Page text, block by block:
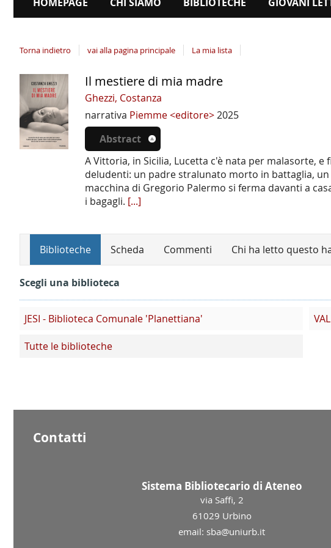
Torna indietro vai alla pagina principale La mia lista
Dettaglio
del
documento
Il mestiere di mia madre
Ghezzi, Costanza
narrativa Piemme <editore>2025
Abstract
A Vittoria, in Sicilia, Lucetta c'è nata per malasorte,
deludenti: un padre stralunato morto in battaglia,
macchina di Gregorio Palermo si ferma davanti a
i bagagli. [...]
Biblioteche Scheda Commenti Chi ha letto questo
Scegli una biblioteca
JESI - Biblioteca Comunale 'Planettiana'
Tutte le biblioteche
Contatti
Sistema Bibliotecario di Ateneo
via Saffi, 2
61029 Urbino
email: sba@uniurb.it